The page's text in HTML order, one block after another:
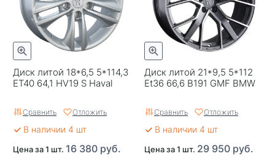
Категория
Легковые
Страна изготовителя
Россия
Replica
0
Завод изготовитель
K&K
Диск литой 18*6,5 5*114,3
ET40 64,1 HV19 S Haval
Сравнить Отложить
В наличии 4 шт
Цена за 1 шт. 16 380 руб.
Диск литой 21*9,5 5*112
Et36 66,6 B191 GMF BMW
Сравнить Отложить
В наличии 4 шт
Цена за 1 шт. 29 950 руб.